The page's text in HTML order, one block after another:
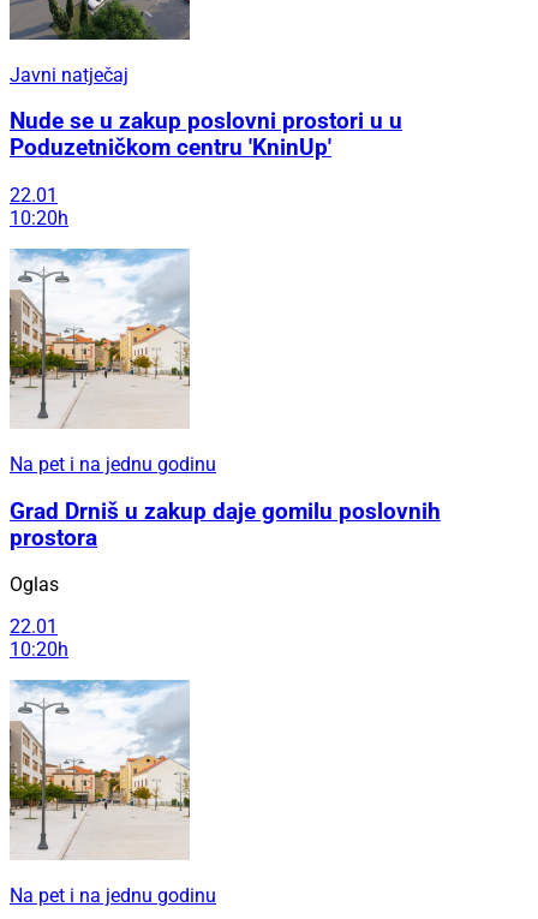
Javni natječaj
Nude se u zakup poslovni prostori u u
Poduzetničkom centru 'KninUp'
22.01
10:20h
Na pet i na jednu godinu
Grad Drniš u zakup daje gomilu poslovnih
prostora
Oglas
22.01
10:20h
Na pet i na jednu godinu